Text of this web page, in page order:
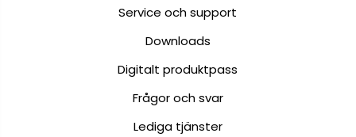
Service och support
Downloads
Digitalt produktpass
Frågor och svar
Lediga tjänster